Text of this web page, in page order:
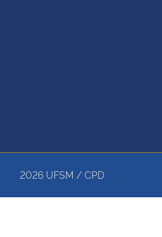
2026 UFSM / CPD